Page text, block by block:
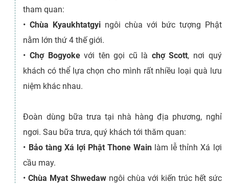
tham quan:
•Chùa Kyaukhtatgyi ngôi chùa với bức tượng Phật
nằm lớn thứ 4 thế giới.
• Chợ Bogyokevới tên gọi cũ là chợ Scott, nơi quý
khách có thể lựa chọn cho mình rất nhiều loại quà lưu
niệm khác nhau.
Đoàn dùng bữa trưa tại nhà hàng địa phương, nghỉ
ngơi. Sau bữa trưa, quý khách tới thăm quan:
• Bảo tàng Xá lợi Phật Thone Wain làm lễ thỉnh Xá lợi
cầu may.
•Chùa Myat Shwedaw ngôi chùa với kiến trúc hết sức